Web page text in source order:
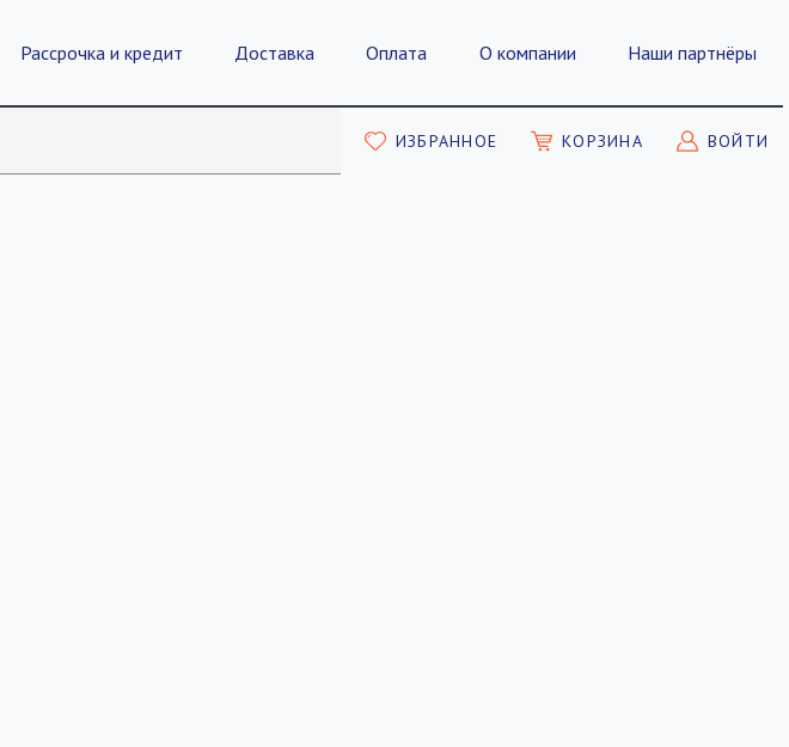
Рассрочка и кредит Доставка Оплата О компании Наши партнёры
ИЗБРАННОЕ КОРЗИНА ВОЙТИ